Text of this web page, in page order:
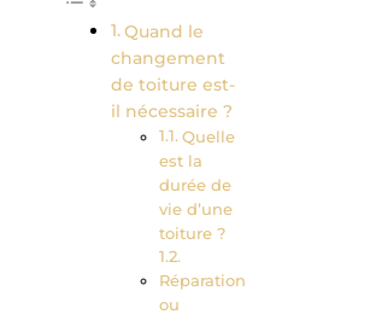
Quand le
changement
de toiture est-
il nécessaire ?
Quelle
est la
durée de
vie d’une
toiture ?
Réparation
ou